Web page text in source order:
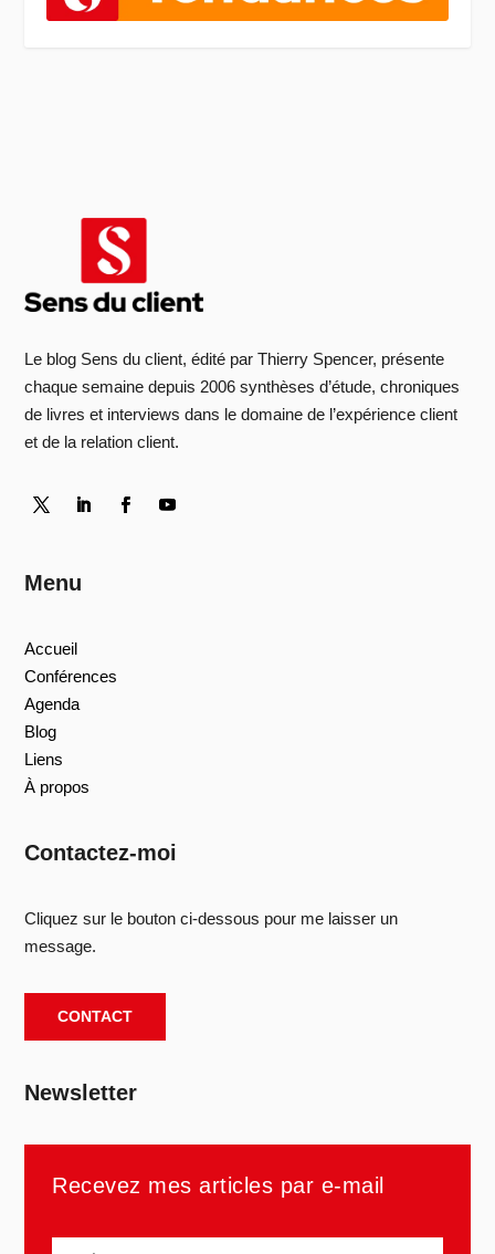
Le blog Sens du client, édité par Thierry Spencer, présente
chaque semaine depuis 2006 synthèses d’étude, chroniques
de livres et interviews dans le domaine de l’expérience client
et de la relation client.
Menu
Accueil
Conférences
Agenda
Blog
Liens
À propos
Contactez-moi
Cliquez sur le bouton ci-dessous pour me laisser un
message.
CONTACT
Newsletter
Recevez mes articles par e-mail